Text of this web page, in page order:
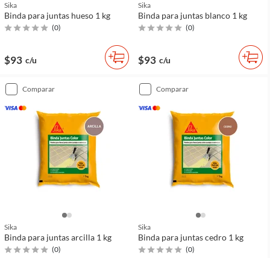
Sika
Binda para juntas hueso 1 kg
(0)
$93 c/u
Sika
Binda para juntas blanco 1 kg
(0)
$93 c/u
comparar
Sika
Binda para juntas arcilla 1 kg
(0)
comparar
Sika
Binda para juntas cedro 1 kg
(0)